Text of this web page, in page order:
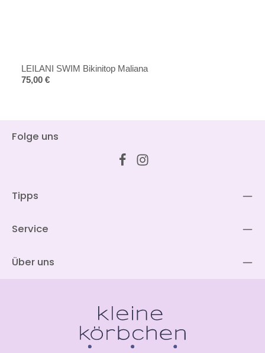
LEILANI SWIM Bikinitop Maliana
Regulärer Preis:
75,00 €
Folge uns
Tipps
Service
Über uns